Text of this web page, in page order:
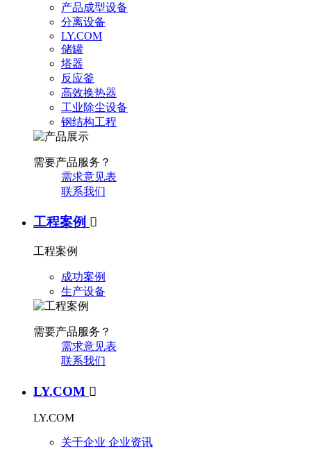
产品成型设备
分离设备
LY.COM
储罐
塔器
反应釜
高效换热器
工业除尘设备
钢结构工程
需要产品服务？
需求意见表
联系我们
工程案例 
工程案例
成功案例
生产设备
需要产品服务？
需求意见表
联系我们
LY.COM 
LY.COM
关于企业 企业资讯